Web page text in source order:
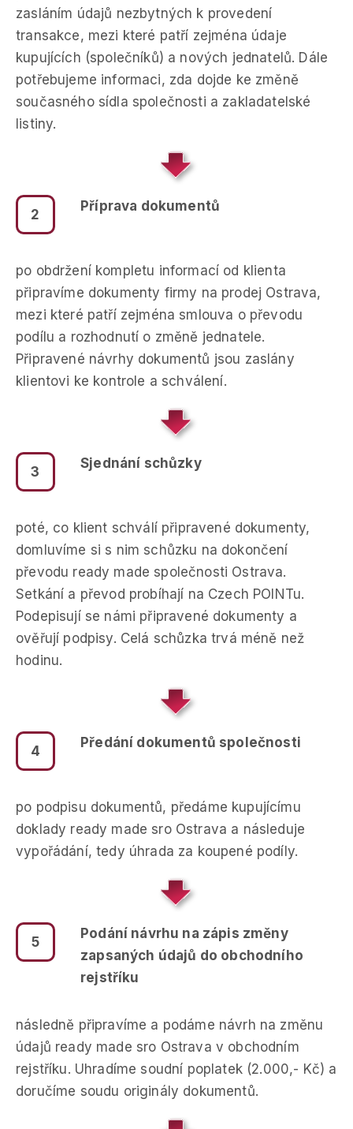
zasláním údajů nezbytných k provedení
transakce, mezi které patří zejména údaje
kupujících (společníků) a nových jednatelů. Dále
potřebujeme informaci, zda dojde ke změně
současného sídla společnosti a zakladatelské
listiny.
2
Příprava dokumentů
po obdržení kompletu informací od klienta
připravíme dokumenty firmy na prodej Ostrava,
mezi které patří zejména smlouva o převodu
podílu a rozhodnutí o změně jednatele.
Připravené návrhy dokumentů jsou zaslány
klientovi ke kontrole a schválení.
3
Sjednání schůzky
poté, co klient schválí připravené dokumenty,
domluvíme si s nim schůzku na dokončení
převodu ready made společnosti Ostrava.
Setkání a převod probíhají na Czech POINTu.
Podepisují se námi připravené dokumenty a
ověřují podpisy. Celá schůzka trvá méně než
hodinu.
4
Předání dokumentů společnosti
po podpisu dokumentů, předáme kupujícímu
doklady ready made sro Ostrava a následuje
vypořádání, tedy úhrada za koupené podíly.
5
Podání návrhu na zápis změny
zapsaných údajů do obchodního
rejstříku
následně připravíme a podáme návrh na změnu
údajů ready made sro Ostrava v obchodním
rejstříku. Uhradíme soudní poplatek (2.000,- Kč) a
doručíme soudu originály dokumentů.